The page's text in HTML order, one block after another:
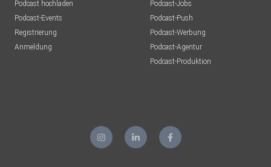
Podcast hochladen
Podcast-Events
Registrierung
Anmeldung
Podcast-Jobs
Podcast-Push
Podcast-Werbung
Podcast-Agentur
Podcast-Produktion